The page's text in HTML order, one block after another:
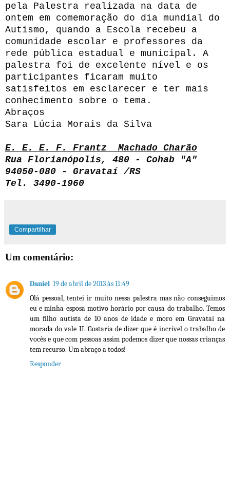
pela Palestra realizada na data de
ontem em comemoração do dia mundial do
Autismo, quando a Escola recebeu a
comunidade escolar e professores da
rede pública estadual e municipal. A
palestra foi de excelente nível e os
participantes ficaram muito
satisfeitos em esclarecer e ter mais
conhecimento sobre o tema.
Abraços
Sara Lúcia Morais da Silva
E. E. E. F. Frantz Machado Charão
Rua Florianópolis, 480 - Cohab "A"
94050-080 - Gravataí /RS
Tel. 3490-1960
Compartilhar
Um comentário:
Daniel 19 de abril de 2013 às 11:49
Olá pessoal, tentei ir muito nessa palestra mas não conseguimos
eu e minha esposa motivo horário por causa do trabalho. Temos
um filho autista de 10 anos de idade e moro em Gravataí na
morada do vale II. Gostaria de dizer que é incrível o trabalho de
vocês e que com pessoas assim podemos dizer que nossas crianças
tem recurso. Um abraço a todos!
Responder